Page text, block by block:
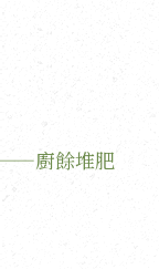
——廚餘堆肥